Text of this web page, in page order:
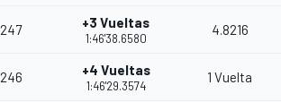
247 +3 Vueltas
1:46'38.6580
4.8216
246 +4 Vueltas
1:46'29.3574
1 Vuelta